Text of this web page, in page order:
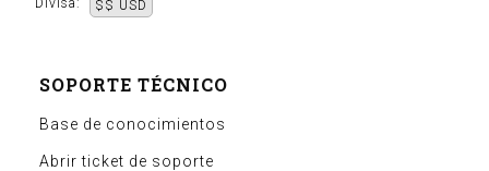
Divisa: $$ USD
SOPORTE TÉCNICO
Base de conocimientos
Abrir ticket de soporte